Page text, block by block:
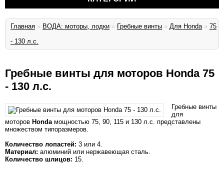
Главная » ВОДА: моторы, лодки » Гребные винты » Для Honda» 75
- 130 л.с.
Гребные винты для моторов Honda 75
- 130 л.с.
Гребные винты
для
моторов Hondaмощностью 75, 90, 115 и 130 л.с. представлены
множеством типоразмеров.
Количество лопастей: 3 или 4.
Материал: алюминий или нержавеющая сталь.
Количество шлицов: 15.